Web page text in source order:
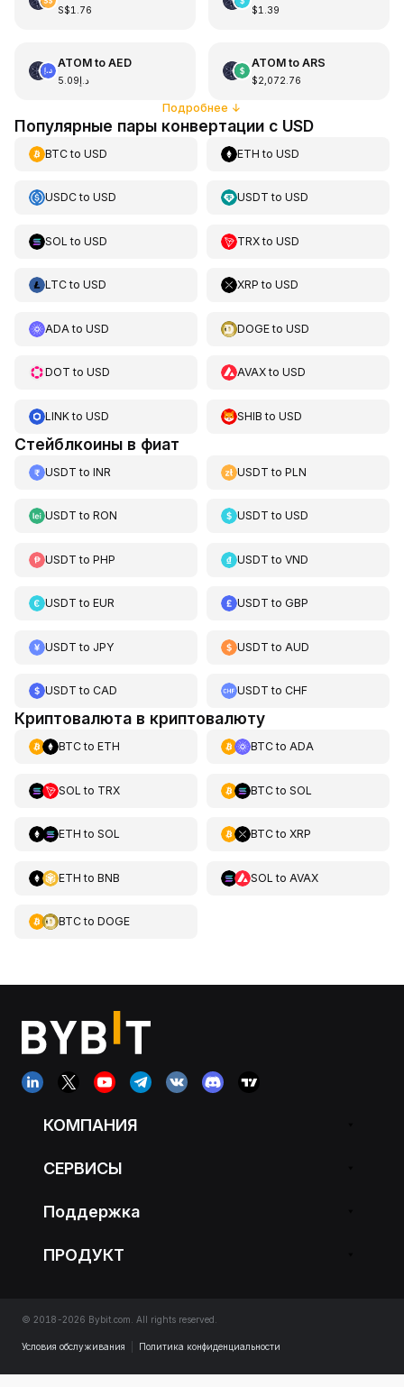
S$1.76 $1.39
ATOMto AED
د.إ5.09
ATOMto ARS
$2,072.76
Подробнее ↓
Популярные пары конвертации с USD
BTCto USD ETH toUSD
USDCto USD USDT toUSD
SOL to USD TRXtoUSD
LTCto USD XRP toUSD
ADA to USD DOGEtoUSD
DOT to USD AVAXtoUSD
LINKto USD SHIB toUSD
Стейблкоины в фиат
USDT to INR USDT toPLN
USDT to RON USDT toUSD
USDT to PHP USDT toVND
USDT to EUR USDT toGBP
USDT to JPY USDT to AUD
USDT to CAD USDT toCHF
Криптовалюта в криптовалюту
BTCto ETH BTCto ADA
SOL to TRX BTCto SOL
ETH to SOL BTCto XRP
ETH to BNB SOL to AVAX
BTCto DOGE
КОМПАНИЯ
СЕРВИСЫ
Поддержка
ПРОДУКТ
© 2018-2026 Bybit.com. All rights reserved.
Условия обслуживания Политика конфиденциальности